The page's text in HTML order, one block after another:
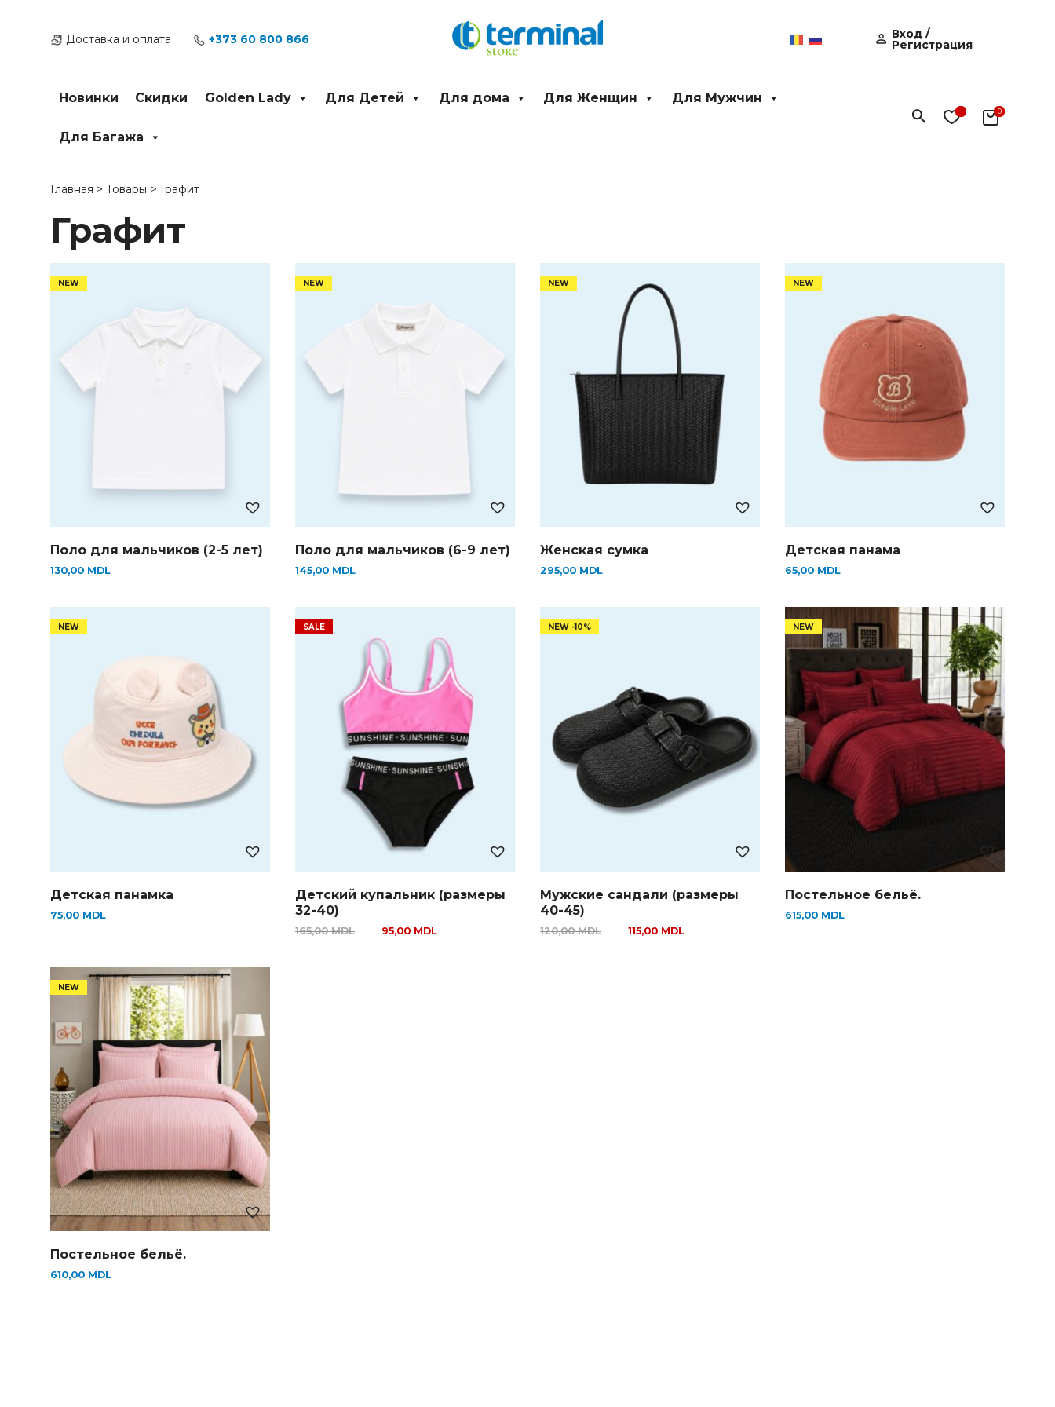
содержимомуДоставка и оплата +373 60 800 866 Вход /
Регистрация
Новинки Скидки Golden Lady Для Детей Для дома Для Женщин Для Мужчин
Для Багажа
Поиск
Главная Товары Графит
Графит
Поло для мальчиков (2-5 лет)
130,00 MDL
Поло для мальчиков (6-9 лет)
145,00 MDL
Женская сумка
295,00 MDL
Детская панама
65,00 MDL
Детская панамка
75,00 MDL
Детский купальник (размеры
32-40)
165,00MDL 95,00 MDL
Мужские сандали (размеры
40-45)
120,00MDL 115,00 MDL
Постельное бельё.
615,00 MDL
Постельное бельё.
610,00 MDL